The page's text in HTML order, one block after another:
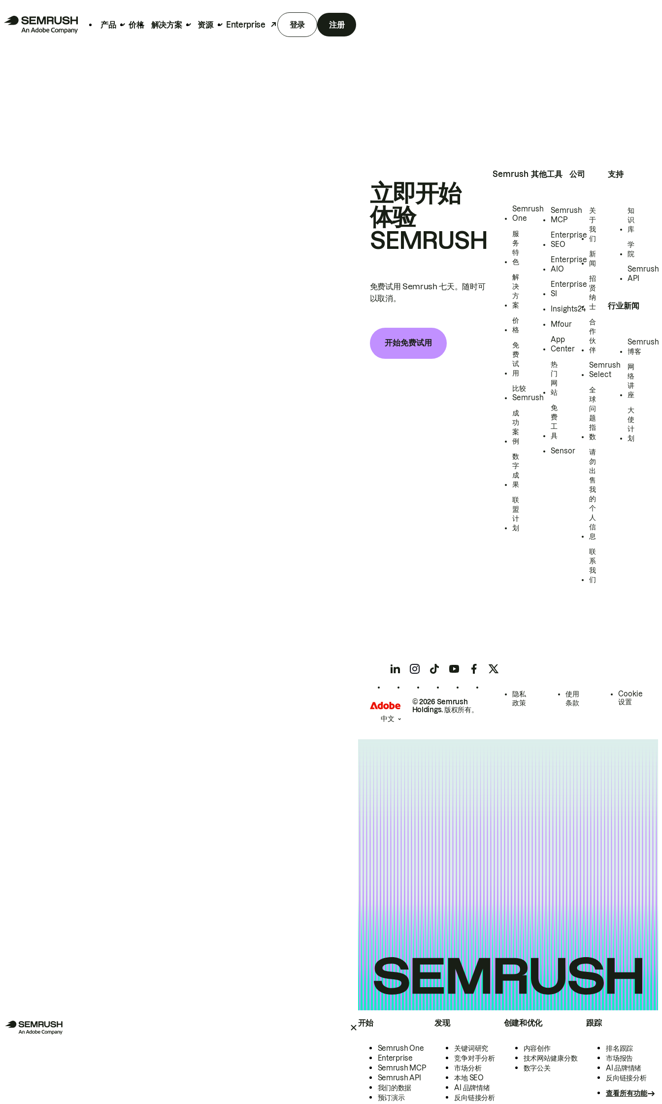
产品 价格 解决方案 资源 Enterprise 登录 注册
开始
Semrush One
Enterprise
Semrush MCP
Semrush API
我们的数据
预订演示
发现
关键词研究
竞争对手分析
市场分析
本地 SEO
AI 品牌情绪
反向链接分析
创建和优化
内容创作
技术网站健康分数
数字公关
跟踪
排名跟踪
市场报告
AI 品牌情绪
反向链接分析
查看所有功能
立即开始
体验
SEMRUSH
免费试用 Semrush 七天。随时可
以取消。
开始免费试用
Semrush
Semrush
One
服
务
特
色
解
决
方
案
价
格
免
费
试
用
比较
Semrush
成
功
案
例
数
字
成
果
联
盟
计
划
其他工具
Semrush
MCP
Enterprise
SEO
Enterprise
AIO
Enterprise
SI
Insights24
Mfour
App
Center
热
门
网
站
免
费
工
具
Sensor
公司
关
于
我
们
新
闻
招
贤
纳
士
合
作
伙
伴
Semrush
Select
全
球
问
题
指
数
请
勿
出
售
我
的
个
人
信
息
联
系
我
们
支持
知
识
库
学
院
Semrush
API
行业新闻
Semrush
博客
网
络
讲
座
大
使
计
划
© 2026 Semrush
Holdings. 版权所有。
隐私
政策
使用
条款
Cookie
设置
中文